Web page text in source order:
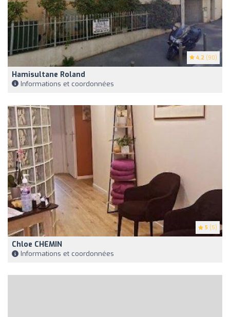
4.2 (90)
Hamisultane Roland
Informations et coordonnées
5 (5)
Chloe CHEMIN
Informations et coordonnées